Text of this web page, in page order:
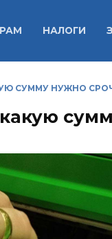
НАЛОГИ
СУММУ НУЖНО